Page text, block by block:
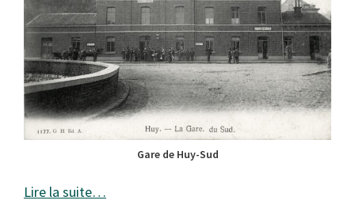
Gare de Huy-Sud
Lire la suite…